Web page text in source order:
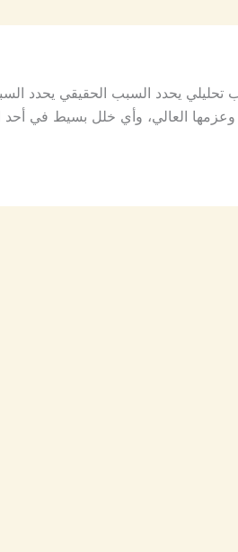
يحدد السبب الحقيقي يحدد
العالي، وأي خلل بسيط في أحد